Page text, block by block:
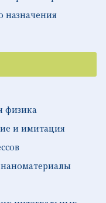
назначения
физика
и имитация